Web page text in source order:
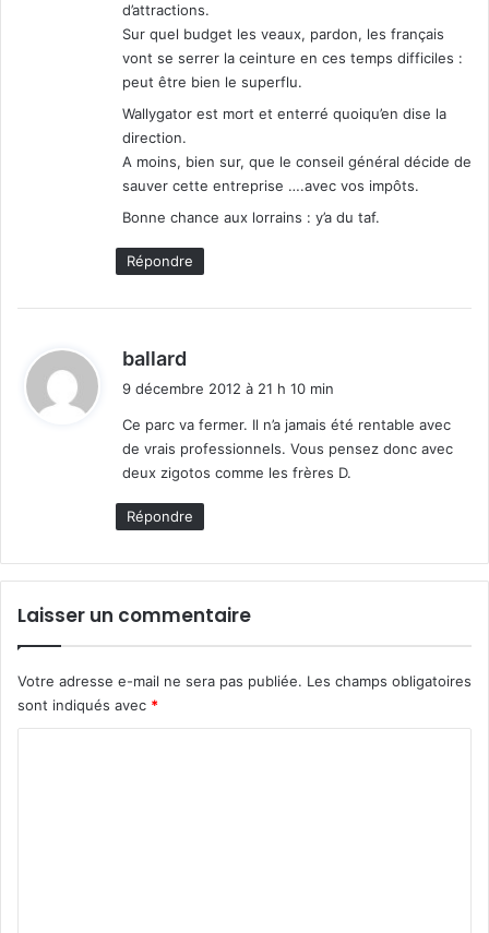
d’attractions.
Sur quel budget les veaux, pardon, les français
vont se serrer la ceinture en ces temps difficiles :
peut être bien le superflu.
Wallygator est mort et enterré quoiqu’en dise la
direction.
A moins, bien sur, que le conseil général décide de
sauver cette entreprise ….avec vos impôts.
Bonne chance aux lorrains : y’a du taf.
Répondre
ballard
:
9 décembre 2012 à 21 h 10 min
Ce parc va fermer. Il n’a jamais été rentable avec
de vrais professionnels. Vous pensez donc avec
deux zigotos comme les frères D.
Répondre
Laisser un commentaire
Votre adresse e-mail ne sera pas publiée. Les champs obligatoires
sont indiqués avec *